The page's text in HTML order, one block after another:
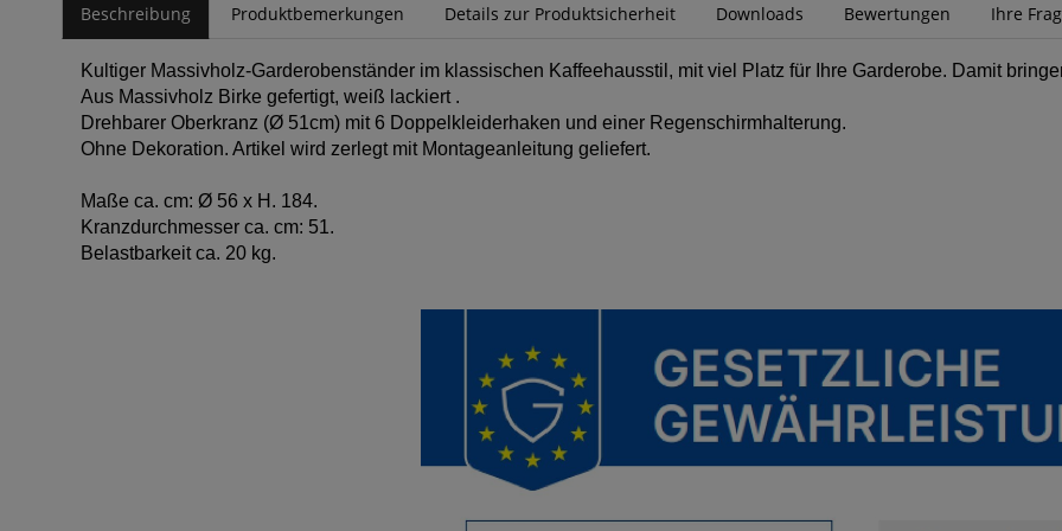
Beschreibung Produktbemerkungen Details zur Produktsicherheit Downloads Bewertungen Ihre
Kultiger Massivholz-Garderobenständer im klassischen Kaffeehausstil, mit viel Platz für Ihre Garderobe. Damit
Aus Massivholz Birke gefertigt, weiß lackiert .
Drehbarer Oberkranz (Ø 51cm) mit 6 Doppelkleiderhaken und einer Regenschirmhalterung.
Ohne Dekoration. Artikel wird zerlegt mit Montageanleitung geliefert.
Maße ca. cm: Ø 56 x H. 184.
Kranzdurchmesser ca. cm: 51.
Belastbarkeit ca. 20 kg.